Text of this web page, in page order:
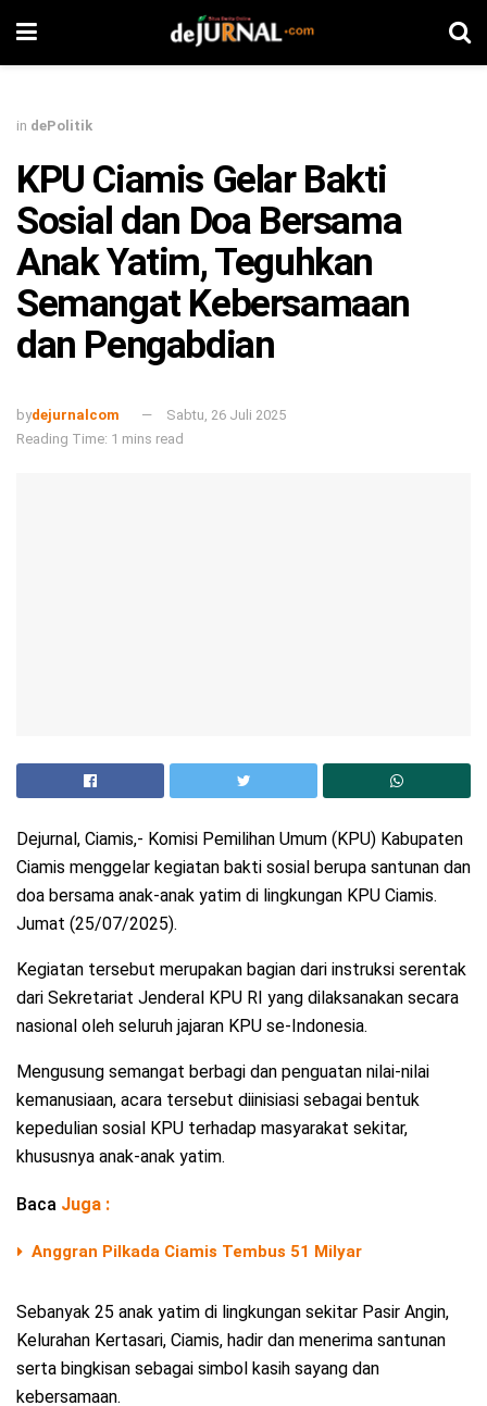
in dePolitik
KPU Ciamis Gelar Bakti
Sosial dan Doa Bersama
Anak Yatim, Teguhkan
Semangat Kebersamaan
dan Pengabdian
bydejurnalcom
Sabtu, 26 Juli 2025
Reading Time: 1 mins read
Dejurnal, Ciamis,- Komisi Pemilihan Umum (KPU) Kabupaten
Ciamis menggelar kegiatan bakti sosial berupa santunan dan
doa bersama anak-anak yatim di lingkungan KPU Ciamis.
Jumat (25/07/2025).
Kegiatan tersebut merupakan bagian dari instruksi serentak
dari Sekretariat Jenderal KPU RI yang dilaksanakan secara
nasional oleh seluruh jajaran KPU se-Indonesia.
Mengusung semangat berbagi dan penguatan nilai-nilai
kemanusiaan, acara tersebut diinisiasi sebagai bentuk
kepedulian sosial KPU terhadap masyarakat sekitar,
khususnya anak-anak yatim.
Baca Juga :
Anggran Pilkada Ciamis Tembus 51 Milyar
Sebanyak 25 anak yatim di lingkungan sekitar Pasir Angin,
Kelurahan Kertasari, Ciamis, hadir dan menerima santunan
serta bingkisan sebagai simbol kasih sayang dan
kebersamaan.